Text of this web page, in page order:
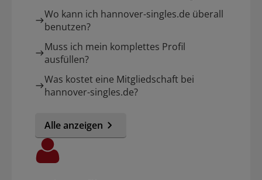
Wo kann ich hannover-singles.de überall
benutzen?
Muss ich mein komplettes Profil
ausfüllen?
Was kostet eine Mitgliedschaft bei
hannover-singles.de?
Alle anzeigen